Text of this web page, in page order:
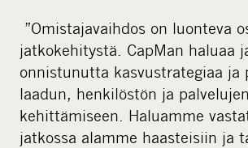
”Omistajavaihdos on luonteva
jatkokehitystä. CapMan haluaa
onnistunutta kasvustrategiaa ja
laadun, henkilöstön ja
kehittämiseen. Haluamme
jatkossa alamme haasteisiin ja